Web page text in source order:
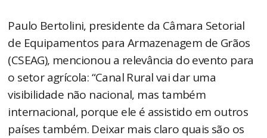
Paulo Bertolini, presidente da Câmara Setorial
de Equipamentos para Armazenagem de Grãos
(CSEAG), mencionou a relevância do evento para
o setor agrícola: “Canal Rural vai dar uma
visibilidade não nacional, mas também
internacional, porque ele é assistido em outros
países também. Deixar mais claro quais são os